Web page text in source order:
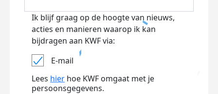
Ik blijf graag op de hoogte van nieuws,
acties en manieren waarop ik kan
bijdragen aan KWF via:
E-mail
Lees hier hoe KWF omgaat met je
persoonsgegevens.